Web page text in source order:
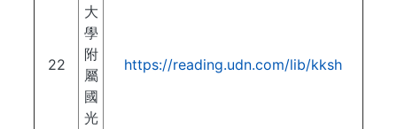
22
大
學
附
屬
國
光
https://reading.udn.com/lib/kksh